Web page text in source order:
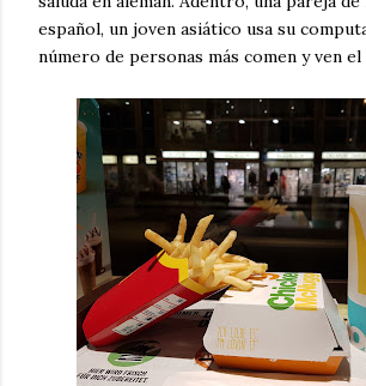
español, un joven asiático usa su
número de personas más comen y ven el